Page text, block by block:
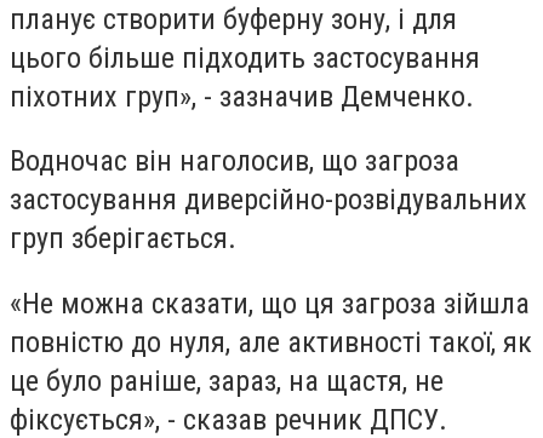
планує створити буферну зону, і для
цього більше підходить застосування
піхотних груп», - зазначив Демченко.
Водночас він наголосив, що загроза
застосування диверсійно-розвідувальних
груп зберігається.
«Не можна сказати, що ця загроза зійшла
повністю до нуля, але активності такої, як
це було раніше, зараз, на щастя, не
фіксується», - сказав речник ДПСУ.